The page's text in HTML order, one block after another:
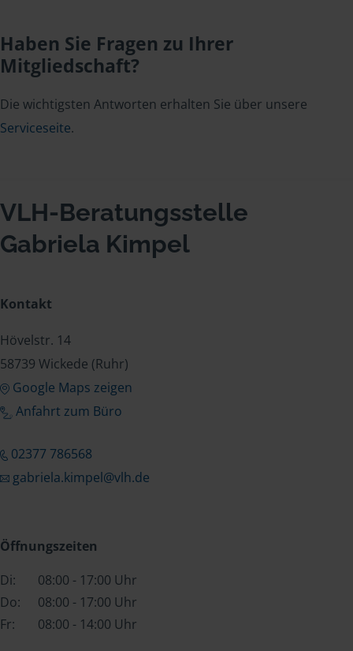
Haben Sie Fragen zu Ihrer
Mitgliedschaft?
Die wichtigsten Antworten erhalten Sie über unsere
Serviceseite.
VLH-Beratungsstelle
Gabriela Kimpel
Kontakt
Hövelstr. 14
58739 Wickede (Ruhr)
Google Maps zeigen
Anfahrt zum Büro
02377 786568
gabriela.kimpel@vlh.de
Öffnungszeiten
Di:
08:00 - 17:00 Uhr
Do:
08:00 - 17:00 Uhr
Fr:
08:00 - 14:00 Uhr